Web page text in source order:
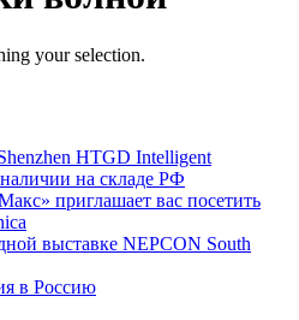
your selection.
HTGD Intelligent
на складе РФ
приглашает вас посетить
выставке NEPCON South
в Россию